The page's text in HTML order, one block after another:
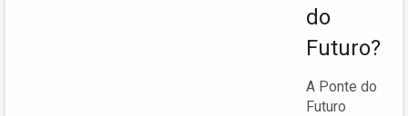
do
Futuro?
A Ponte do
Futuro